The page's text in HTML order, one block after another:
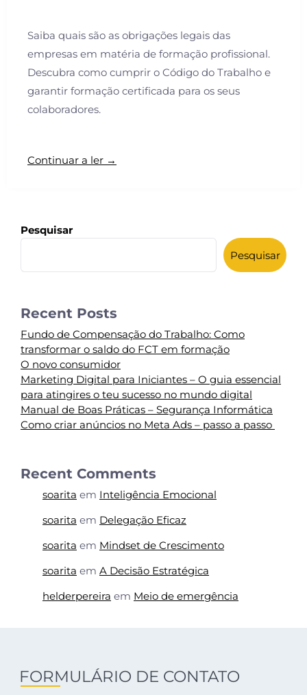
Saiba quais são as obrigações legais das
empresas em matéria de formação profissional.
Descubra como cumprir o Código do Trabalho e
garantir formação certificada para os seus
colaboradores.
Continuar a ler →
Pesquisar
Pesquisar
Recent Posts
Fundo de Compensação do Trabalho: Como
transformar o saldo do FCT em formação
O novo consumidor
Marketing Digital para Iniciantes – O guia essencial
para atingires o teu sucesso no mundo digital
Manual de Boas Práticas – Segurança Informática
Como criar anúncios no Meta Ads – passo a passo
Recent Comments
soarita em Inteligência Emocional
soarita em Delegação Eficaz
soarita em Mindset de Crescimento
soarita em A Decisão Estratégica
helderpereira em Meio de emergência
FORMULÁRIO DE CONTATO